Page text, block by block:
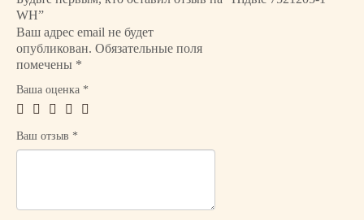
в
а
р
а
П
і
в
5
WH”
Ваш адрес email не будет
опубликован. Обязательные поля
помечены *
Ваша оценка *
Ваш отзыв *